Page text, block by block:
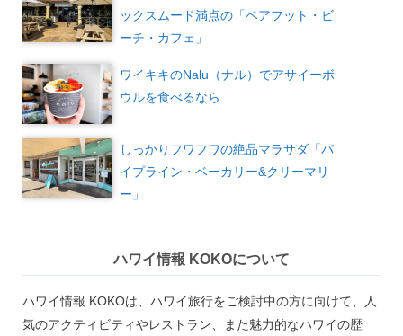
ックスムード満点の「ベアフット・ビ
ーチ・カフェ」
ワイキキのNalu（ナル）でアサイーボ
ウルを食べるなら
しっかりフワフワの絶品マラサダ「パ
イプライン・ベーカリー&クリーマリ
ー」
ハワイ情報 KOKOについて
ハワイ情報 KOKOは、ハワイ旅行をご検討中の方に向けて、人
気のアクティビティやレストラン、また魅力的なハワイの歴